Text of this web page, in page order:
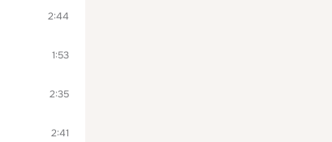
2:44
1:53
2:35
2:41